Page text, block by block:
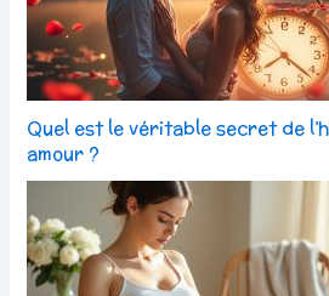
Quel est le véritable secret de
amour ?